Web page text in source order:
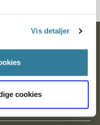
Vis detaljer
cookies